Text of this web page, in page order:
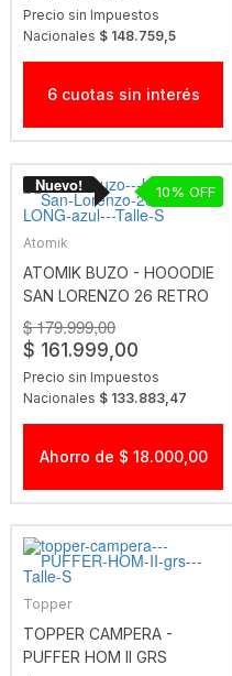
Precio sin Impuestos
Nacionales $ 148.759,5
6 cuotas sin interés
Atomik
ATOMIK BUZO - HOOODIE
SAN LORENZO 26 RETRO
LONG AZUL
$ 179.999,00
$ 161.999,00
Precio sin Impuestos
Nacionales $ 133.883,47
10
Ahorro de $ 18.000,00
Topper
TOPPER CAMPERA -
PUFFER HOM II GRS